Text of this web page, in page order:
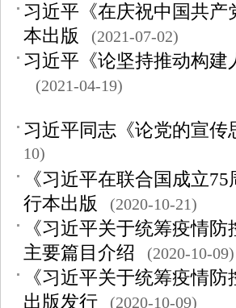
习近平《在庆祝中国共
本出版
(2021-07-02)
习近平《论坚持推动构
(2021-04-19)
习近平同志《论党的宣
10)
《习近平在联合国成立
行本出版
(2020-10-21)
《习近平关于统筹疫情
主要篇目介绍
(2020-10-09)
《习近平关于统筹疫情
出版发行
(2020-10-09)